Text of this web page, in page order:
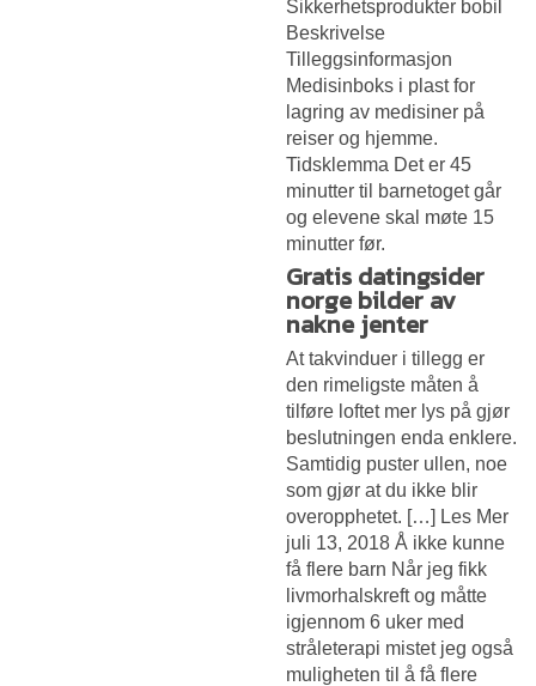
Sikkerhetsprodukter bobil
Beskrivelse
Tilleggsinformasjon
Medisinboks i plast for
lagring av medisiner på
reiser og hjemme.
Tidsklemma Det er 45
minutter til barnetoget går
og elevene skal møte 15
minutter før.
Gratis datingsider
norge bilder av
nakne jenter
At takvinduer i tillegg er
den rimeligste måten å
tilføre loftet mer lys på gjør
beslutningen enda enklere.
Samtidig puster ullen, noe
som gjør at du ikke blir
overopphetet. […] Les Mer
juli 13, 2018 Å ikke kunne
få flere barn Når jeg fikk
livmorhalskreft og måtte
igjennom 6 uker med
stråleterapi mistet jeg også
muligheten til å få flere